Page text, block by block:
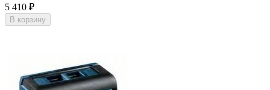
5 410 ₽
В корзину